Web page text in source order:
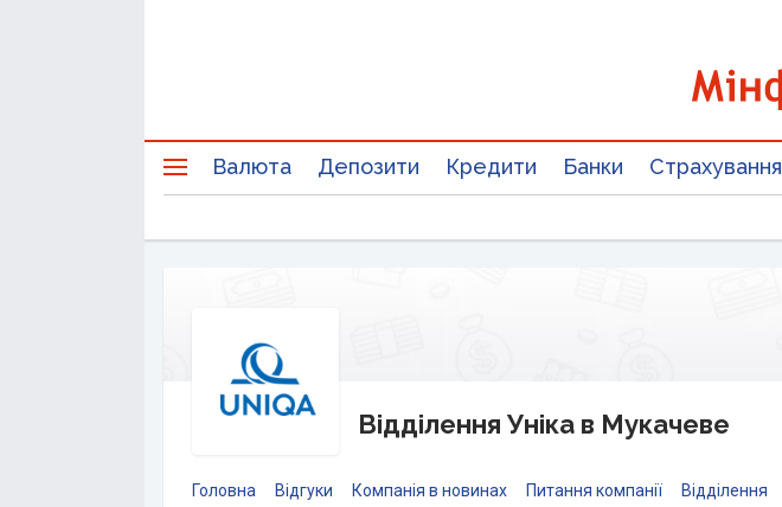
Валюта Депозити Кредити Банки Страхування
Відділення Уніка в Мукачеве
Головна Відгуки Компанія в новинах Питання компанії Відділення